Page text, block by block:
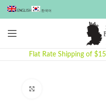
ENGLISH 한국어
Flat Rate Shipping of